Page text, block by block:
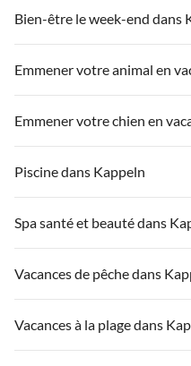
Bien-être le week-end dans
Emmener votre animal en
Emmener votre chien en
Piscine dans Kappeln
Spa santé et beauté dans
Vacances de pêche dans
Vacances à la plage dans